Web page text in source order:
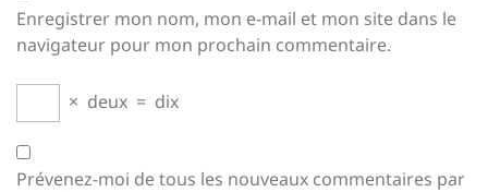
Enregistrer mon nom, mon e-mail et mon site dans le
navigateur pour mon prochain commentaire.
× deux = dix
Prévenez-moi de tous les nouveaux commentaires par